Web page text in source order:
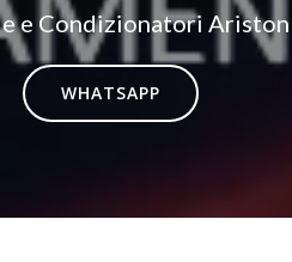
e Condizionatori
WHATSAPP